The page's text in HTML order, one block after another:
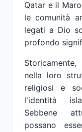
Qatar e il
le comunità
legati a Dio
profondo
nella loro
religiosi e
l'identità
Sebbene
possano